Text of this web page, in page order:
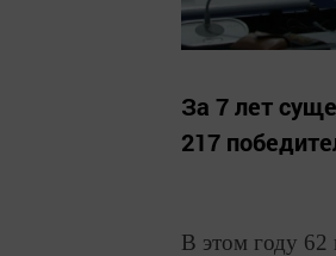
За 7 лет
217
В этом году 62